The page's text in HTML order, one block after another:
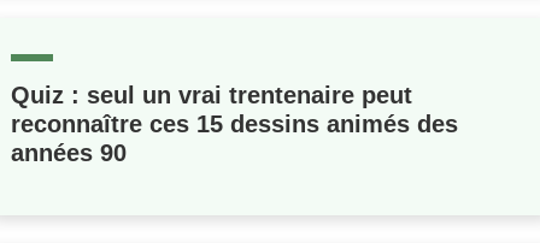
Quiz : seul un vrai trentenaire peut
reconnaître ces 15 dessins animés des
années 90